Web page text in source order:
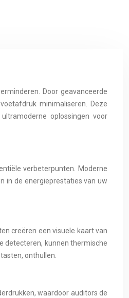
Door geavanceerde
minimaliseren. Deze
oplossingen voor
verbeterpunten. Moderne
in de energieprestaties van uw
creëren een visuele kaart van
detecteren, kunnen thermische
onthullen.
waardoor auditors de